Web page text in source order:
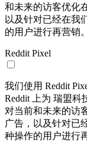
和未来的访客优化
以及针对已经在我
的用户进行再营销。
Reddit Pixel
我们使用 Reddit
Reddit 上为 瑞盟
对当前和未来的访
广告，以及针对已
种操作的用户进行